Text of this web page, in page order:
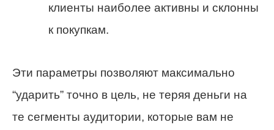
клиенты наиболее активны и склонны
к покупкам.
Эти параметры позволяют максимально
“ударить” точно в цель, не теряя деньги на
те сегменты аудитории, которые вам не